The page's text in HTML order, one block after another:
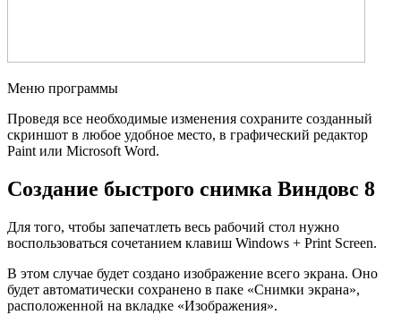
Меню программы
Проведя все необходимые изменения сохраните созданный
скриншот в любое удобное место, в графический редактор
Paint или Microsoft Word.
Создание быстрого снимка Виндовс 8
Для того, чтобы запечатлеть весь рабочий стол нужно
воспользоваться сочетанием клавиш Windows + Print Screen.
В этом случае будет создано изображение всего экрана. Оно
будет автоматически сохранено в паке «Снимки экрана»,
расположенной на вкладке «Изображения».